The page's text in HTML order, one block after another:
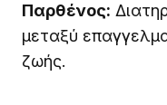
Παρθένος:
μεταξύ
ζωής.